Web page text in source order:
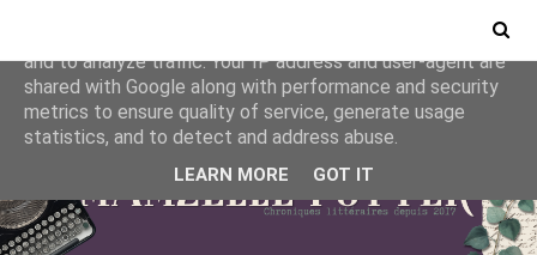
This site uses cookies from Google to deliver its services
and to analyze traffic. Your IP address and user-agent are
shared with Google along with performance and security
metrics to ensure quality of service, generate usage
statistics, and to detect and address abuse.
LEARN MORE GOT IT